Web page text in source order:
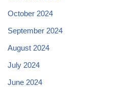
October 2024
September 2024
August 2024
July 2024
June 2024